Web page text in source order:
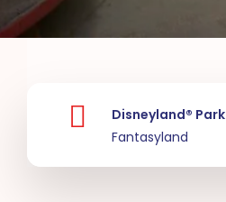
Disneyland® Park
Fantasyland